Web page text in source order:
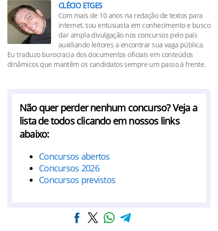
CLÉCIO ETGES
Com mais de 10 anos na redação de textos para
internet, sou entusiasta em conhecimento e busco
dar ampla divulgação nos concursos pelo país
auxiliando leitores a encontrar sua vaga pública.
Eu traduzo burocracia dos documentos oficiais em conteúdos
dinâmicos que mantêm os candidatos sempre um passo à frente.
Não quer perder nenhum concurso? Veja a
lista de todos clicando em nossos links
abaixo:
Concursos abertos
Concursos 2026
Concursos previstos